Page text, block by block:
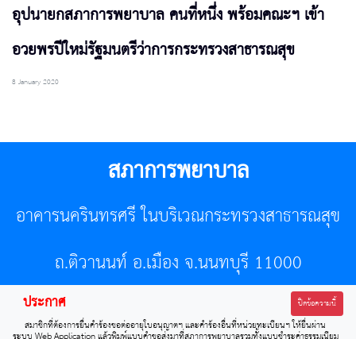
อุปนายกสภาการพยาบาล คนที่หนึ่ง พร้อมคณะฯ เข้า
อวยพรปีใหม่รัฐมนตรีว่าการกระทรวงสาธารณสุข
8 January 2020
สภาการพยาบาล
อาคารนครินทรศรี ในบริเวณกระทรวงสาธารณสุข
ถ.ติวานนท์ อ.เมือง จ.นนทบุรี 11000
โทรศัพท์ 02-596-7500 โทรสาร 0-2589-7121 E-mail :
ประกาศ ปิดข้อความนี้
สมาชิกที่ต้องการยื่นคำร้องขอต่ออายุใบอนุญาตฯ และคำร้องอื่นที่หน่วยทะเบียนฯ ให้ยื่นผ่าน